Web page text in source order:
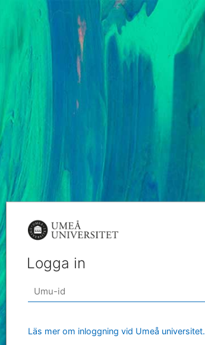
Logga in
Läs mer om inloggning vid Umeå universitet.